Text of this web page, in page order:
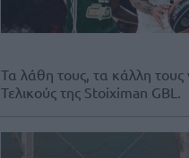
Τα λάθη τους, τα κάλλη
Τελικούς της Stoiximan GBL.